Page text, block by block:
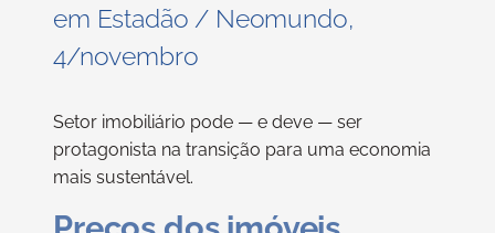
em Estadão / Neomundo,
4/novembro
Setor imobiliário pode — e deve — ser
protagonista na transição para uma economia
mais sustentável.